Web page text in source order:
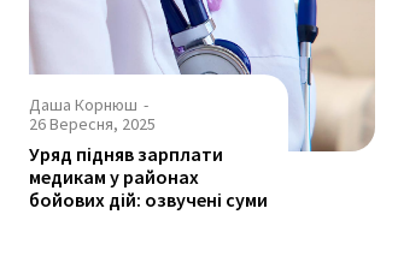
Даша Корнюш -
26 Вересня, 2025
Уряд підняв зарплати
медикам у районах
бойових дій: озвучені суми